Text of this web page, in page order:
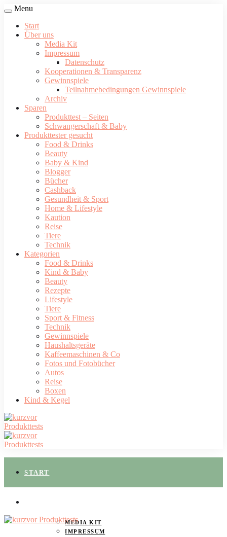
Menu
Start
Über uns
Media Kit
Impressum
Datenschutz
Kooperationen & Transparenz
Gewinnspiele
Teilnahmebedingungen Gewinnspiele
Archiv
Sparen
Produkttest – Seiten
Schwangerschaft & Baby
Produkttester gesucht
Food & Drinks
Beauty
Baby & Kind
Blogger
Bücher
Cashback
Gesundheit & Sport
Home & Lifestyle
Kaution
Reise
Tiere
Technik
Kategorien
Food & Drinks
Kind & Baby
Beauty
Rezepte
Lifestyle
Tiere
Sport & Fitness
Technik
Gewinnspiele
Haushaltsgeräte
Kaffeemaschinen & Co
Fotos und Fotobücher
Autos
Reise
Boxen
Kind & Kegel
START
MEDIA KIT
IMPRESSUM